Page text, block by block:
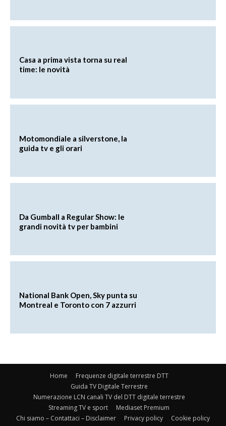
Casa a prima vista torna su real
time: le novità
Motomondiale a silverstone, la
guida tv e gli orari
Da Gumball a Regular Show: le
grandi novità tv per bambini
National Bank Open, Sky punta su
Montreal e Toronto con 7 azzurri
Home
Frequenze digitale terrestre DTT
Guida TV Digitale Terrestre
Numerazione LCN canali TV del DTT digitale terrestre
Streaming TV e sport
Mediaset Premium
Chi siamo – Contattaci – Disclaimer
Privacy policy Cookie policy